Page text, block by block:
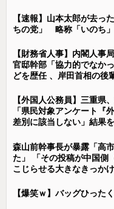
【速報】山本太郎が去っ
ちの党」 略称「いのち」
【財務省人事】内閣人
官邸幹部「協力的でなか
どを歴任 、岸田首相の後
【外国人公務員】三重県
「県民対象アンケート『
差別に該当しない」結果
森山前幹事長が暴露「高
た」 「その投稿が中国側
こじらせる大きなきっか
【爆笑ｗ】バッグひった